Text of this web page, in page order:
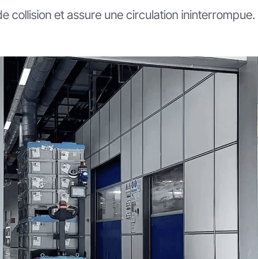
collision et assure une circulation ininterrompue.